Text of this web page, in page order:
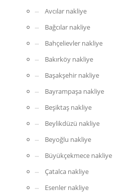
Avcılar nakliye
Bağcılar nakliye
Bahçelievler nakliye
Bakırköy nakliye
Başakşehir nakliye
Bayrampaşa nakliye
Beşiktaş nakliye
Beylikdüzü nakliye
Beyoğlu nakliye
Büyükçekmece nakliye
Çatalca nakliye
Esenler nakliye